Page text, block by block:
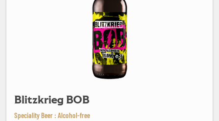
Blitzkrieg BOB
Speciality Beer : Alcohol-free